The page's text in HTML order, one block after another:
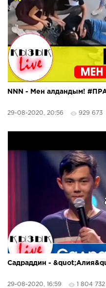
NNN - Мен алдандым!
29-08-2020, 20:56 929 673
Садраддин -
29-08-2020, 16:59 1 804 732